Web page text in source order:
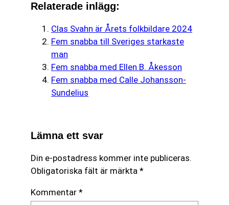
Relaterade inlägg:
Clas Svahn är Årets folkbildare 2024
Fem snabba till Sveriges starkaste
man
Fem snabba med Ellen B. Åkesson
Fem snabba med Calle Johansson-
Sundelius
Lämna ett svar
Din e-postadress kommer inte publiceras.
Obligatoriska fält är märkta *
Kommentar *